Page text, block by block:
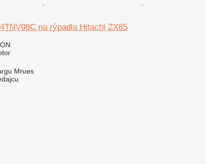
na rýpadla Hitachi ZX85
Mrues